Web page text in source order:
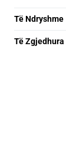
Të Ndryshme
Të Zgjedhura